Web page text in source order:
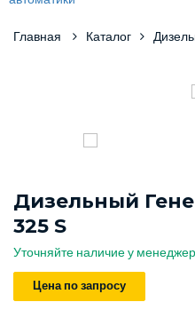
Главная Каталог
Дизельный
325 S
Уточняйте наличие у
Цена по запросу